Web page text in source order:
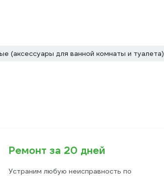
(аксессуары для ванной комнаты и туалета)
Ремонт за 20 дней
Устраним любую неисправность по